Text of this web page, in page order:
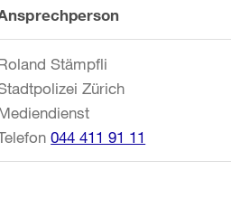
Stämpfli
Zürich
044 411 91 11